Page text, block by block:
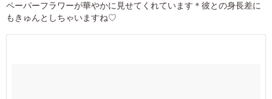
ペーパーフラワーが華やかに見せてくれています＊彼との身長差に
もきゅんとしちゃいますね♡